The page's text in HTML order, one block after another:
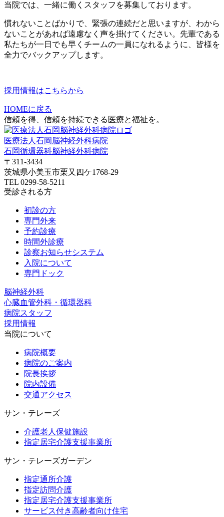
当院では、一緒に働くスタッフを募集しております。
慣れないことばかりで、緊張の連続だと思いますが、わから
ないことがあれば遠慮なく声を掛けてください。先輩である
私たちが一日でも早くチームの一員になれるように、皆様を
全力でバックアップします。
採用情報はこちらから
HOMEに戻る
信頼を得、信頼を持続できる医療と福祉を。
医療法人石岡脳神経外科病院
石岡循環器科脳神経外科病院
〒311-3434
茨城県小美玉市栗又四ケ1768-29
TEL 0299-58-5211
受診される方
初診の方
専門外来
予約診療
時間外診療
診察お知らせシステム
入院について
専門ドック
脳神経外科
心臓血管外科・循環器科
病院スタッフ
採用情報
当院について
病院概要
病院のご案内
院長挨拶
院内設備
交通アクセス
サン・テレーズ
介護老人保健施設
指定居宅介護支援事業所
サン・テレーズガーデン
指定通所介護
指定訪問介護
指定居宅介護支援事業所
サービス付き高齢者向け住宅